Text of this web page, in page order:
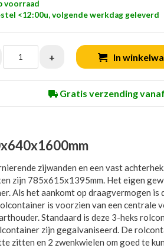
voorraad
<12:00u, volgende werkdag geleverd
+ In
Gratis verzending
zijwanden en een vast
zijn 785x615x1395mm. Het eigen
Als het aankomt op draagvermogen
is voorzien van een centrale
Standaard is deze 3-heks
zijn gegalvaniseerd. De
zitten en 2 zwenkwielen om goed te